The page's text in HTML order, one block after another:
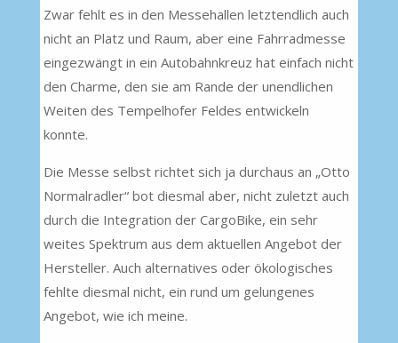
Zwar fehlt es in den Messehallen letztendlich auch
nicht an Platz und Raum, aber eine Fahrradmesse
eingezwängt in ein Autobahnkreuz hat einfach nicht
den Charme, den sie am Rande der unendlichen
Weiten des Tempelhofer Feldes entwickeln
konnte.
Die Messe selbst richtet sich ja durchaus an „Otto
Normalradler“ bot diesmal aber, nicht zuletzt auch
durch die Integration der CargoBike, ein sehr
weites Spektrum aus dem aktuellen Angebot der
Hersteller. Auch alternatives oder ökologisches
fehlte diesmal nicht, ein rund um gelungenes
Angebot, wie ich meine.